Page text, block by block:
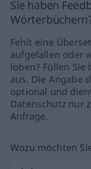
Sie haben
Fehlt eine
aufgefallen oder
loben? Füllen Sie
aus. Die Angabe
optional und
Datenschutz nur
Anfrage.
Wozu möchten